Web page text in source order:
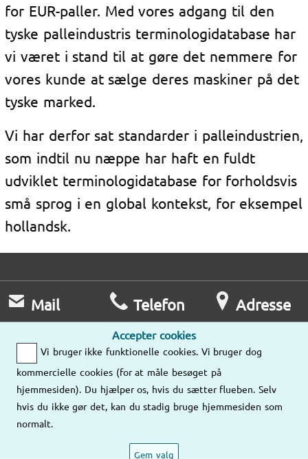
for EUR-paller. Med vores adgang til den
tyske palleindustris terminologidatabase har
vi været i stand til at gøre det nemmere for
vores kunde at sælge deres maskiner på det
tyske marked.
Vi har derfor sat standarder i palleindustrien,
som indtil nu næppe har haft en fuldt
udviklet terminologidatabase for forholdsvis
små sprog i en global kontekst, for eksempel
hollandsk.
Accepter cookies
Vi bruger ikke funktionelle cookies. Vi bruger dog
kommercielle cookies (for at måle besøget på
hjemmesiden). Du hjælper os, hvis du sætter flueben. Selv
hvis du ikke gør det, kan du stadig bruge hjemmesiden som
normalt.
Gem valg
Mail
e-mail,
så kontakter vi
jer!
Send os en
Telefon
Man-fre
8:00-17:00
78 77 50 37
Adresse
Lokationer